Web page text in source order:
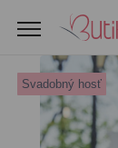
Svadobný hosť